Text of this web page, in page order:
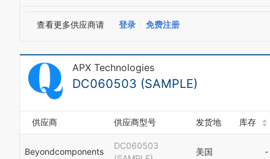
查看更多供应商请 登录 免费注册
APX Technologies
DC060503 (SAMPLE)
供应商 供应商型号 发货地 库存
Beyondcomponents
DC060503
美国 -